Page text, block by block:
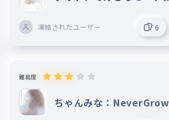
凍結されたユーザー 6
難易度
ちゃんみな：